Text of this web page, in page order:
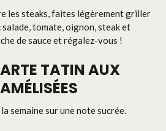
les steaks, faites légèrement griller
salade, tomate, oignon, steak et
de sauce et régalez-vous !
TATIN AUX
semaine sur une note sucrée.